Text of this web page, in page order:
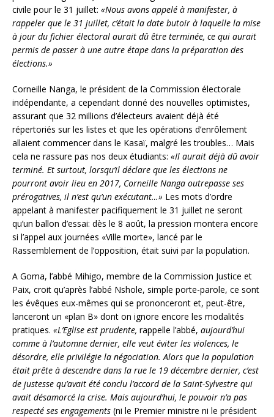
civile pour le 31 juillet: «Nous avons appelé à manifester, à
rappeler que le 31 juillet, c’était la date butoir à laquelle la mise
à jour du fichier électoral aurait dû être terminée, ce qui aurait
permis de passer à une autre étape dans la préparation des
élections.»
Corneille Nanga, le président de la Commission électorale
indépendante, a cependant donné des nouvelles optimistes,
assurant que 32 millions d’électeurs avaient déjà été
répertoriés sur les listes et que les opérations d’enrôlement
allaient commencer dans le Kasaï, malgré les troubles… Mais
cela ne rassure pas nos deux étudiants: «Il aurait déjà dû avoir
terminé. Et surtout, lorsqu’il déclare que les élections ne
pourront avoir lieu en 2017, Corneille Nanga outrepasse ses
prérogatives, il n’est qu’un exécutant…» Les mots d’ordre
appelant à manifester pacifiquement le 31 juillet ne seront
qu’un ballon d’essai: dès le 8 août, la pression montera encore
si l’appel aux journées «Ville morte», lancé par le
Rassemblement de l’opposition, était suivi par la population.
A Goma, l’abbé Mihigo, membre de la Commission Justice et
Paix, croit qu’après l’abbé Nshole, simple porte-parole, ce sont
les évêques eux-mêmes qui se prononceront et, peut-être,
lanceront un «plan B» dont on ignore encore les modalités
pratiques. «L’Eglise est prudente, rappelle l’abbé, aujourd’hui
comme à l’automne dernier, elle veut éviter les violences, le
désordre, elle privilégie la négociation. Alors que la population
était prête à descendre dans la rue le 19 décembre dernier, c’est
de justesse qu’avait été conclu l’accord de la Saint-Sylvestre qui
avait désamorcé la crise. Mais aujourd’hui, le pouvoir n’a pas
respecté ses engagements (ni le Premier ministre ni le président